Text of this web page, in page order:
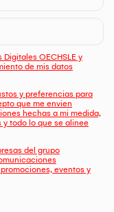
OECHSLE y
de mis datos
y preferencias para
que me envien
hechas a mi medida,
todo lo que se alinee
del grupo
eventos y